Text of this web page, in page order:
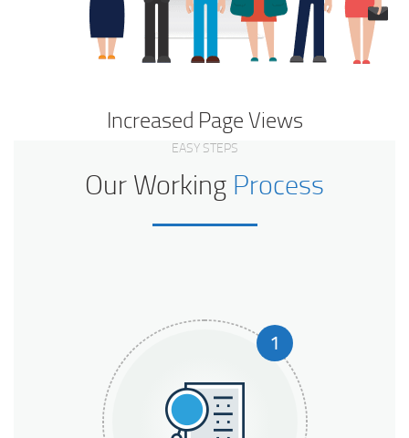
Increased Page Views
EASY STEPS
Our WorkingProcess
1